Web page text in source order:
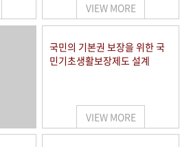
VIEW MORE
국민의 기본권 보장을 위한 국
민기초생활보장제도 설계
VIEW MORE